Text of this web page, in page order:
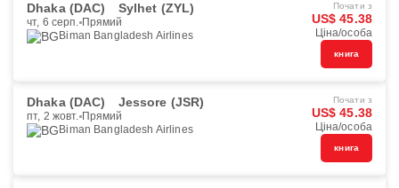
Dhaka (DAC) Sylhet (ZYL)
чт, 6 серп. Прямий
Biman Bangladesh Airlines
Почати з
US$ 45.38
Ціна/особа
книга
Dhaka (DAC) Jessore (JSR)
пт, 2 жовт. Прямий
Biman Bangladesh Airlines
Почати з
US$ 45.38
Ціна/особа
книга